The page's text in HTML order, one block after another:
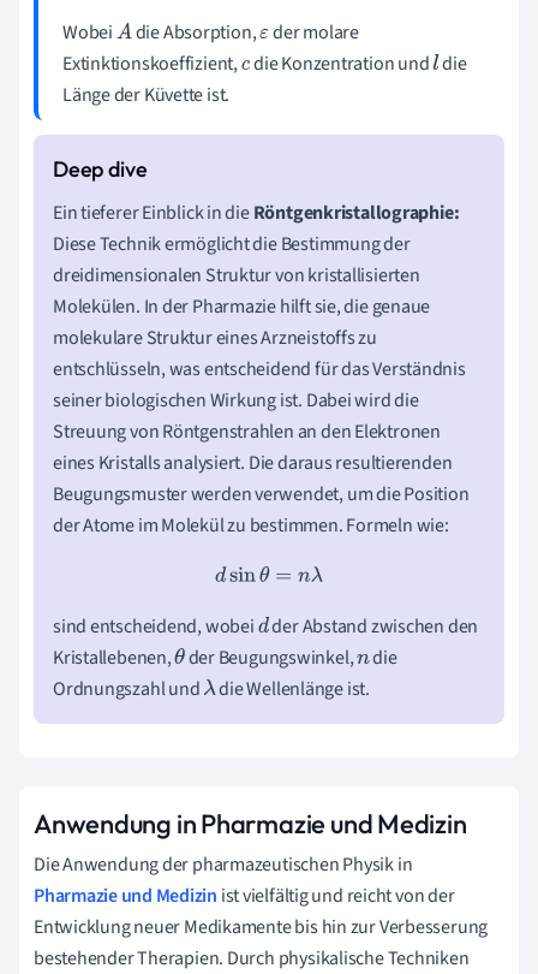
WobeiA die Absorption,εder molare
Extinktionskoeffizient,cdie Konzentration undldie
Länge der Küvette ist.
Ein tieferer Einblick in dieRöntgenkristallographie:
Diese Technik ermöglicht die Bestimmung der
dreidimensionalen Struktur von kristallisierten
Molekülen. In der Pharmazie hilft sie, die genaue
molekulare Struktur eines Arzneistoffs zu
entschlüsseln, was entscheidend für das Verständnis
seiner biologischen Wirkung ist. Dabei wird die
Streuung von Röntgenstrahlen an den Elektronen
eines Kristalls analysiert. Die daraus resultierenden
Beugungsmuster werden verwendet, um die Position
der Atome im Molekül zu bestimmen. Formeln wie:
dsinθ =n λ
sind entscheidend, wobeidder Abstand zwischen den
Kristallebenen,θder Beugungswinkel,ndie
Ordnungszahl undλdie Wellenlänge ist.
Anwendung in Pharmazie und Medizin
Die Anwendung der pharmazeutischen Physik in
Pharmazie und Medizin ist vielfältig und reicht von der
Entwicklung neuer Medikamente bis hin zur Verbesserung
bestehender Therapien. Durch physikalische Techniken